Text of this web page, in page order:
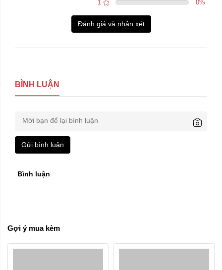
1 0%
Đánh giá và nhận xét
BÌNH LUẬN
Gửi bình luận
Bình luận
Gợi ý mua kèm